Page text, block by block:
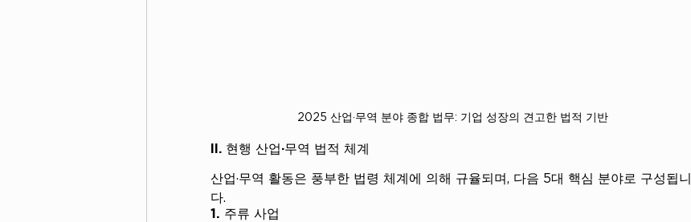
2025 산업·무역 분야 종합 법무: 기업 성장의 견고한 법적 기반
II. 현행 산업·무역 법적 체계
산업·무역 활동은 풍부한 법령 체계에 의해 규율되며, 다음 5대 핵심 분야로 구성됩니
다.
1. 주류 사업